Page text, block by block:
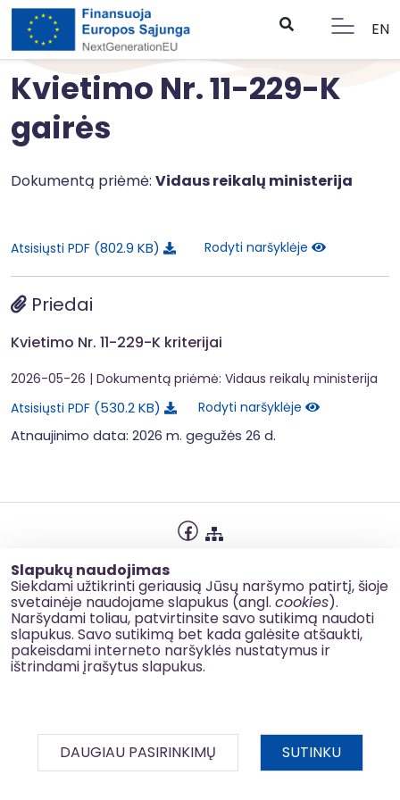
Slapukų naudojimas
Siekdami užtikrinti geriausią Jūsų naršymo patirtį, šioje
svetainėje naudojame slapukus (angl. cookies).
Naršydami toliau, patvirtinsite savo sutikimą naudoti
slapukus. Savo sutikimą bet kada galėsite atšaukti,
pakeisdami interneto naršyklės nustatymus ir
ištrindami įrašytus slapukus.
DAUGIAU PASIRINKIMŲ SUTINKU
EN
Kvietimo Nr. 11-229-K
gairės
Dokumentą priėmė: Vidaus reikalų ministerija
Atsisiųsti PDF 802.9 KB Rodyti naršyklėje
Priedai
Kvietimo Nr. 11-229-K kriterijai
2026-05-26 | Dokumentą priėmė: Vidaus reikalų ministerija
Atsisiųsti PDF 530.2 KB Rodyti naršyklėje
Atnaujinimo data: 2026 m. gegužės 26 d.
Slapukų naudojimas
Korupcijos prevencija
Kontaktai